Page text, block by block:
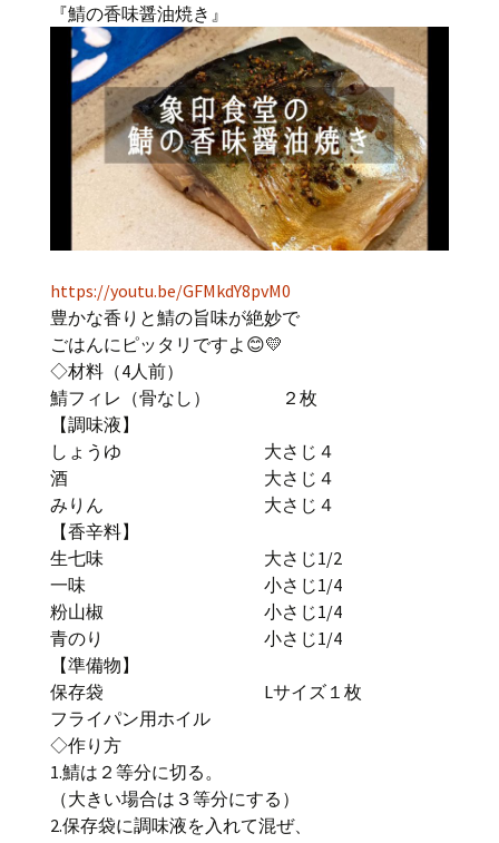
『鯖の香味醤油焼き』
https://youtu.be/GFMkdY8pvM0
豊かな香りと鯖の旨味が絶妙で
ごはんにピッタリですよ😊💛
◇材料（4人前）
鯖フィレ（骨なし） ２枚
【調味液】
しょうゆ 大さじ４
酒 大さじ４
みりん 大さじ４
【香辛料】
生七味 大さじ1/2
一味 小さじ1/4
粉山椒 小さじ1/4
青のり 小さじ1/4
【準備物】
保存袋 Lサイズ１枚
フライパン用ホイル
◇作り方
1.鯖は２等分に切る。
（大きい場合は３等分にする）
2.保存袋に調味液を入れて混ぜ、